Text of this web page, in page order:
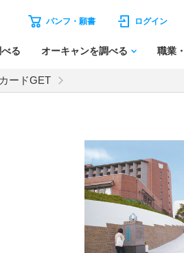
パンフ・願書 ログイン
る オーキャンを調べる 職業
ードGET